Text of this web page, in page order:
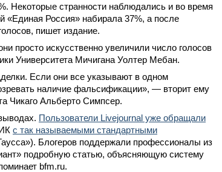
Некоторые странности наблюдались и во время
«Единая Россия» набирала 37%, а после
пишет издание.
просто искусственно увеличили число голосов
Университета Мичигана Уолтер Мебан.
Если они все указывают в одном
наличие фальсификации», — вторит ему
Чикаго Альберто Симпсер.
Пользователи Livejournal уже обращали
с так называемыми стандартными
Блогеров поддержали профессионалы из
подробную статью, объясняющую систему
bfm.ru.